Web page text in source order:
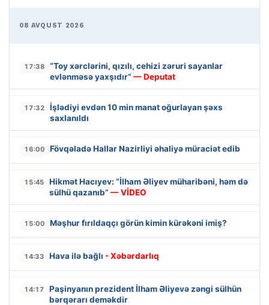
08 AVQUST 2026
17:38
“Toy xərclərini, qızılı, cehizi zəruri sayanlar
evlənməsə yaxşıdır” — Deputat
17:32
İşlədiyi evdən 10 min manat oğurlayan şəxs
saxlanıldı
16:00 Fövqəladə Hallar Nazirliyi əhaliyə müraciət edib
15:45
Hikmət Hacıyev: “İlham Əliyev müharibəni, həm də
sülhü qazanıb” — VİDEO
15:00 Məşhur fırıldaqçı görün kimin kürəkəni imiş?
14:33 Hava ilə bağlı - Xəbərdarlıq
14:17
Paşinyanın prezident İlham Əliyevə zəngi sülhün
bərqərarı deməkdir